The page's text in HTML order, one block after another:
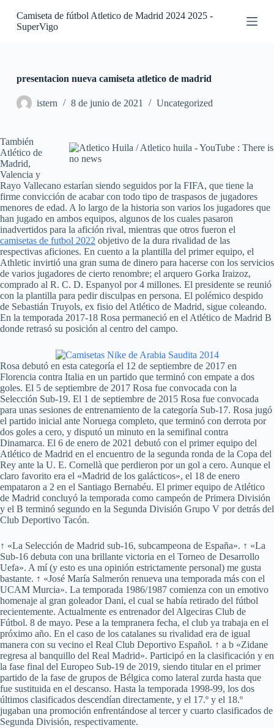
S
e
n
i
d
o
Camiseta de fútbol Atletico de Madrid 2024 2025 -
SuperVigo
presentacion nueva camiseta atletico de madrid
istern 8 de junio de 2021 Uncategorized
También
Atlético de
Madrid,
Valencia y
Rayo Vallecano estarían siendo seguidos por la FIFA, que tiene la
firme convicción de acabar con todo tipo de traspasos de jugadores
menores de edad. A lo largo de la historia son varios los jugadores que
han jugado en ambos equipos, algunos de los cuales pasaron
inadvertidos para la afición rival, mientras que otros fueron el
camisetas de futbol 2022 objetivo de la dura rivalidad de las
respectivas aficiones. En cuento a la plantilla del primer equipo, el
Athletic invirtió una gran suma de dinero para hacerse con los servicios
de varios jugadores de cierto renombre; el arquero Gorka Iraizoz,
comprado al R. C. D. Espanyol por 4 millones. El presidente se reunió
con la plantilla para pedir disculpas en persona. El polémico despido
de Sebastián Truyols, ex fisio del Atlético de Madrid, sigue coleando.
En la temporada 2017-18 Rosa permaneció en el Atlético de Madrid B
donde retrasó su posición al centro del campo.
Rosa debutó en esta categoría el 12 de septiembre de 2017 en
Florencia contra Italia en un partido que terminó con empate a dos
goles. El 5 de septiembre de 2017 Rosa fue convocada con la
Selección Sub-19. El 1 de septiembre de 2015 Rosa fue convocada
para unas sesiones de entrenamiento de la categoría Sub-17. Rosa jugó
el partido inicial ante Noruega completo, que terminó con derrota por
dos goles a cero, y disputó un minuto en la semifinal contra
Dinamarca. El 6 de enero de 2021 debutó con el primer equipo del
Atlético de Madrid en el encuentro de la segunda ronda de la Copa del
Rey ante la U. E. Cornellà que perdieron por un gol a cero. Aunque el
claro favorito era el «Madrid de los galácticos», el 18 de enero
empataron a 2 en el Santiago Bernabéu. El primer equipo de Atlético
de Madrid concluyó la temporada como campeón de Primera División
y el B terminó segundo en la Segunda División Grupo V por detrás del
Club Deportivo Tacón.
↑ «La Selección de Madrid sub-16, subcampeona de España». ↑ «La
Sub-16 debuta con una brillante victoria en el Torneo de Desarrollo
Uefa». A mí (y esto es una opinión estrictamente personal) me gusta
bastante. ↑ «José María Salmerón renueva una temporada más con el
UCAM Murcia». La temporada 1986/1987 comienza con un emotivo
homenaje al gran goleador Dani, el cual se había retirado del fútbol
recientemente. Actualmente es entrenador del Algeciras Club de
Fútbol. 8 de mayo. Pese a la tempranera fecha, el club ya trabaja en el
próximo año. En el caso de los catalanes su rivalidad era de igual
manera con su vecino el Real Club Deportivo Español. ↑ a b «Zidane
regresa al banquillo del Real Madrid». Participó en la clasificación y en
la fase final del Europeo Sub-19 de 2019, siendo titular en el primer
partido de la fase de grupos de Bélgica como lateral zurda hasta que
fue sustituida en el descanso. Hasta la temporada 1998-99, los dos
últimos clasificados descendían directamente, y el 17.º y el 18.º
jugaban una promoción enfrentándose al tercer y cuarto clasificados de
Segunda División, respectivamente.